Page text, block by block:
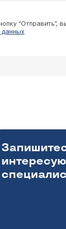
“Отправить”,
данных